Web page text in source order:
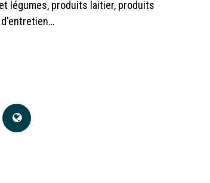
légumes, produits laitier, produits